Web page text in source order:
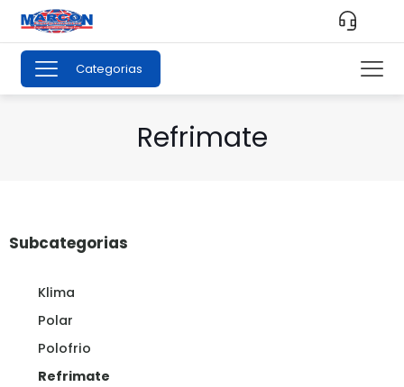
Categorias
Refrimate
Subcategorias
Klima
Polar
Polofrio
Refrimate